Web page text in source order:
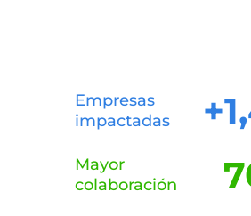
Empresas
impactadas
+
Mayor
colaboración